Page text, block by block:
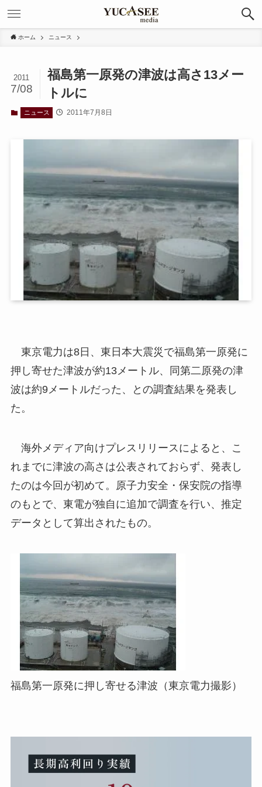
ホーム ニュース
福島第一原発の津波は高さ13メー
トルに
2011
7/08
ニュース 2011年7月8日
東京電力は8日、東日本大震災で福島第一原発に
押し寄せた津波が約13メートル、同第二原発の津
波は約9メートルだった、との調査結果を発表し
た。
海外メディア向けプレスリリースによると、こ
れまでに津波の高さは公表されておらず、発表し
たのは今回が初めて。原子力安全・保安院の指導
のもとで、東電が独自に追加で調査を行い、推定
データとして算出されたもの。
福島第一原発に押し寄せる津波（東京電力撮影）